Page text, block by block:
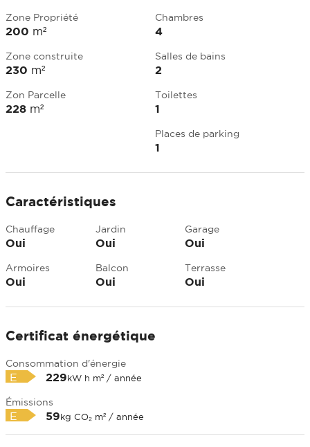
Zone Propriété
200 m²
Zone construite
230 m²
Zon Parcelle
228 m²
Chambres
4
Salles de bains
2
Toilettes
1
Places de parking
1
Caractéristiques
Chauffage
Oui
Jardin
Oui
Garage
Oui
Armoires
Oui
Balcon
Oui
Terrasse
Oui
Certificat énergétique
Consommation d'énergie
E 229kW h m² / année
Émissions
E 59kg CO₂ m² / année